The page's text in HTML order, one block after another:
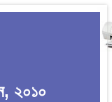
২০১০